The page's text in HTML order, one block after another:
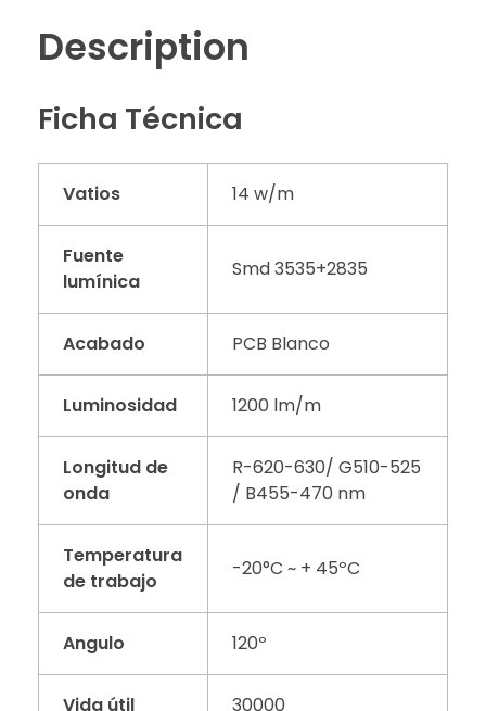
Description
Ficha Técnica
Vatios 14 w/m
Fuente
lumínica
Smd 3535+2835
Acabado PCB Blanco
Luminosidad 1200 lm/m
Longitud de
onda
R-620-630/ G510-525
/ B455-470 nm
Temperatura
de trabajo
-20°C ~ + 45ºC
Angulo 120º
Vida útil 30000